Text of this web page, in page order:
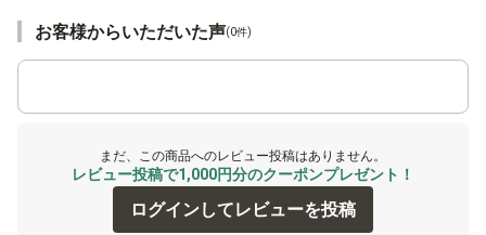
お客様からいただいた声(0件)
まだ、この商品へのレビュー投稿はありません。
レビュー投稿で1,000円分のクーポンプレゼント！
ログインしてレビューを投稿